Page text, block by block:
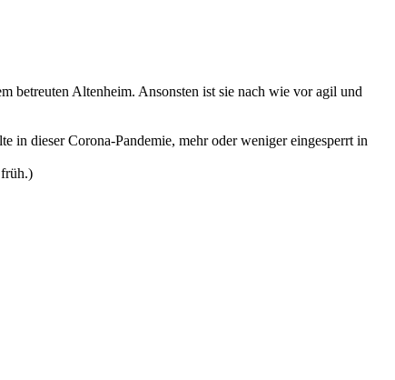
betreuten Altenheim. Ansonsten ist sie nach wie vor agil und
in dieser Corona-Pandemie, mehr oder weniger eingesperrt in